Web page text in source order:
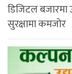
डिजिटल बजारमा
सुरक्षामा कमजोर